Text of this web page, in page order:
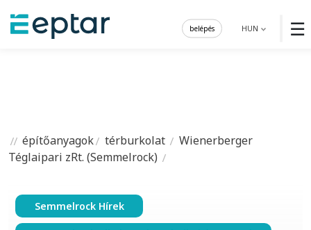
☰
HUN
belépés
építőanyagok térburkolat
Wienerberger
Téglaipari zRt. (Semmelrock)
Semmelrock Hírek